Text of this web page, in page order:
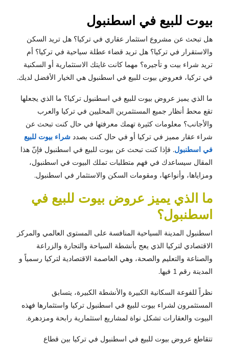
بيوت للبيع في اسطنبول
هل تبحث عن مشروع استثمار عقاري في تركيا؟ هل تريد السكن
والاستقرار في تركيا؟ هل تريد قضاء عطلة سياحية في تركيا؟ أم
تريد شراء بيت و تأجيره؟ مهما كانت غايتك الاستثمارية أو السكنية
في تركيا، فعروض بيوت للبيع في اسطنبول هي الخيار الأفضل لديك.
ما الذي يميز عروض بيوت للبيع في اسطنبول تركيا؟ ما الذي يجعلها
تقع محط أنظار جميع المستثمرين المحليين في تركيا والعرب
والأجانب؟ معلومات كثيرة تهمك معرفتها في حال كنت تبحث عن
شراء عقار مميز في تركيا أو في حال كنت بصدد شراء بيوت للبيع
في اسطنبول. فإذا كنت تبحث عن بيوت للبيع في اسطنبول فإنّ هذا
المقال سيساعدك في فهم متطلبات تملك البيوت في اسطنبول،
ومزاياها، وأنواعها، ومقومات السكن والاستثمار في اسطنبول.
ما الذي يميز عروض بيوت للبيع في
اسطنبول؟
اسطنبول المدينة السياحية المنافسة على المستوى العالمي والمركز
الاقتصادي لتركيا الذي يعج بأنشطة السياحة والتجارة والزراعة
والصناعة والتعليم والصحة، وهي العاصمة الاقتصادية لتركيا رسمياً و
المدينة رقم 1 فيها.
نظراً للفوعة السكانية الكبيرة والأنشطة الكبيرة، يتسابق
المستثمرون لشراء بيوت للبيع في اسطنبول تركيا واستثمارها فهذه
البيوت والعقارات تشكل نواة لمشاريع استثمارية رابحة ومزدهرة.
تتقاطع عروض بيوت للبيع في اسطنبول في تركيا بين قطاع